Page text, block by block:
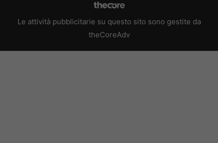
Le attività pubblicitarie su questo sito sono gestite da
theCoreAdv